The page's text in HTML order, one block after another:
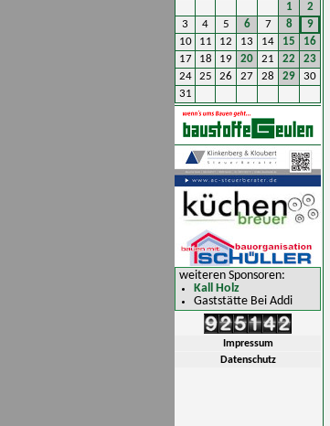
1
2
3
4 5 6 7 8
9
10
11 12 13 14 15
16
17
18 19 20 21 22
23
24
25 26 27 28 29
30
31
weiteren Sponsoren:
Kall Holz
Gaststätte Bei Addi
Impressum
Datenschutz